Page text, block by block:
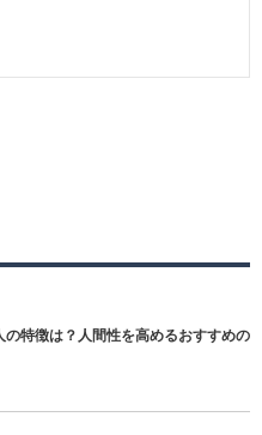
の特徴は？人間性を高めるおすすめの